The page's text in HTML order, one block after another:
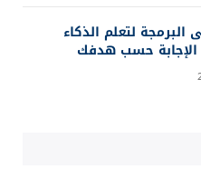
البرمجة لتعلم الذكاء
الإجابة حسب هدفك